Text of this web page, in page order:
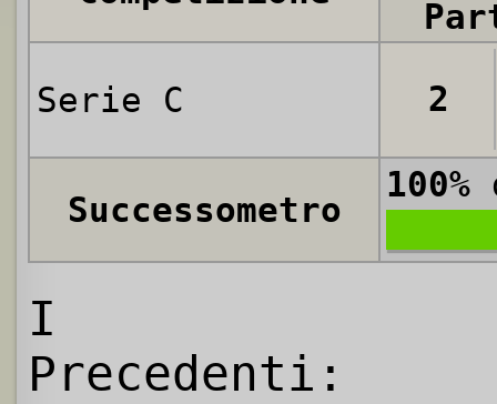
Serie C 2
Successometro
100%
I
Precedenti: